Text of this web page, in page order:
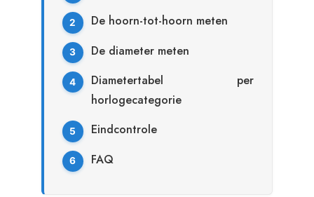
De hoorn-tot-hoorn meten
De diameter meten
Diametertabel per
horlogecategorie
Eindcontrole
FAQ